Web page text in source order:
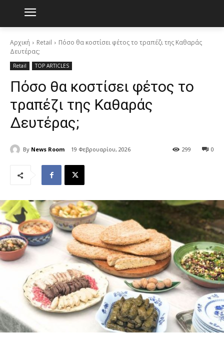
Αρχική Retail
Πόσο θα κοστίσει φέτος το τραπέζι της Καθαράς
Δευτέρας;
Retail TOP ARTICLES
Πόσο θα κοστίσει φέτος το
τραπέζι της Καθαράς
Δευτέρας;
By News Room 19 Φεβρουαρίου, 2026 0
299